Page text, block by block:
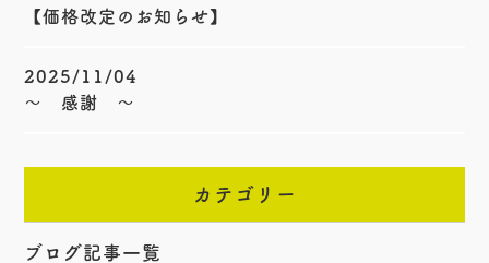
【価格改定のお知らせ】
2025/11/04
〜 感謝 〜
カテゴリー
ブログ記事一覧